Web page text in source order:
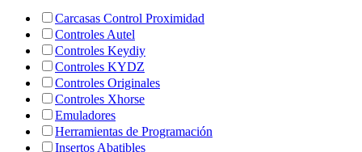
Carcasas Control Proximidad
Controles Autel
Controles Keydiy
Controles KYDZ
Controles Originales
Controles Xhorse
Emuladores
Herramientas de Programación
Insertos Abatibles